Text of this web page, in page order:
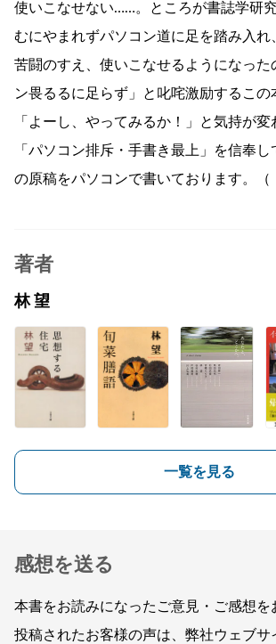
使いこなせない……。ところが書誌学研
むにやまれずパソコン道に足を踏み入れ
苦闘のすえ、使いこなせるようになった
ン畏るるに足らず」と叱咤激励するこの
「よーし、やってみるか！」と気持が
「パソコン排斥・手書き最上」を信奉し
の原稿をパソコンで書いております。（
著者
林 望
一覧を見る
感想を送る
本書をお読みになったご意見・ご感想を
投稿されたお客様の声は、弊社ウェブサ